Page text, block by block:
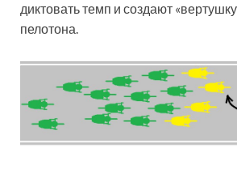
диктовать темп и создают
пелотона.